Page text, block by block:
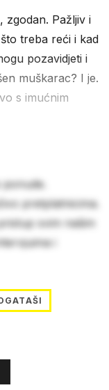
zgodan. Pažljiv i
treba reći i kad
pozavidjeti i
muškarac? I je.
s imućnim
pretplatnicima.
svim našim
i